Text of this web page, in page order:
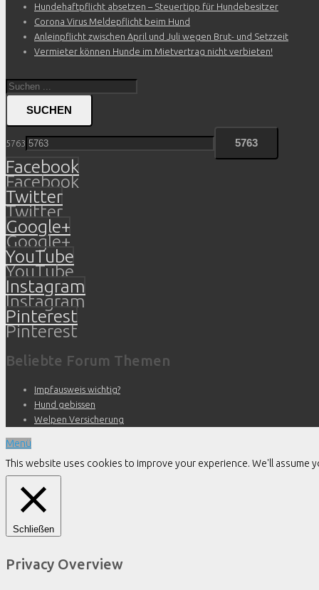
Hundehaftpflicht absetzen – Steuertipp für Hundebesitzer
Corona Virus Meldepflicht beim Hund
Anleinpflicht zwischen April und Juli wegen Brut- und Setzzeit
Vermieter können Hunde im Mietvertrag nicht verbieten!
SUCHEN
5763
Facebook
Facebook
Twitter
Twitter
Google+
Google+
YouTube
YouTube
Instagram
Instagram
Pinterest
Pinterest
Beliebte Forum Themen
Impfausweis wichtig?
Hund gebissen
Welpen Versicherung
Menü
This website uses cookies to improve your experience. We'll
Schließen
Privacy Overview